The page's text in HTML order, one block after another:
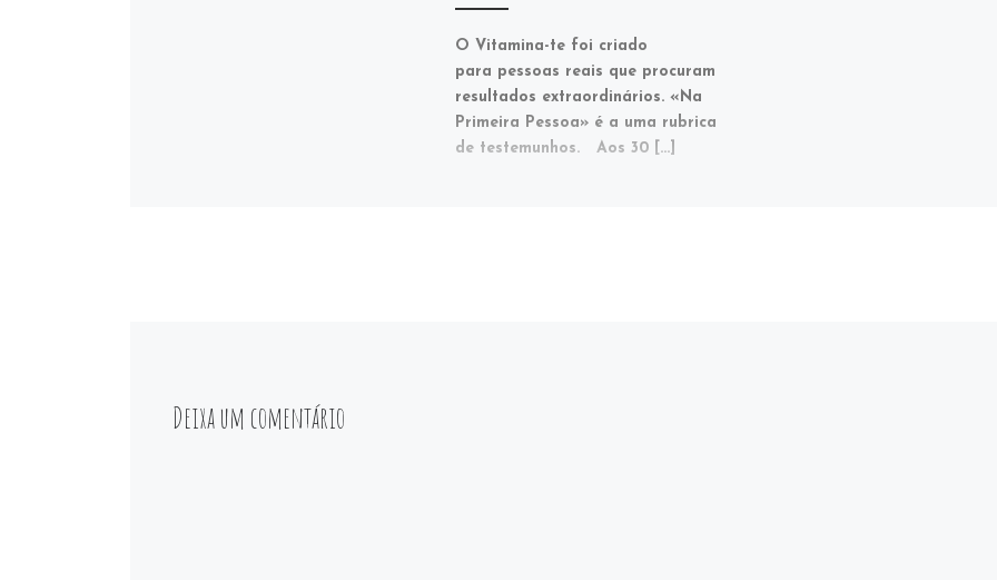
O Vitamina-te foi criado
para pessoas reais que procuram
resultados extraordinários. «Na
Primeira Pessoa» é a uma rubrica
de testemunhos. Aos 30 […]
Deixa um comentário